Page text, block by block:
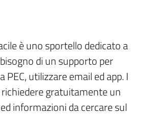
è uno sportello dedicato a
di un supporto per
PEC, utilizzare email ed app. I
gratuitamente un
informazioni da cercare sul